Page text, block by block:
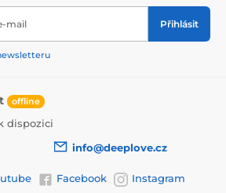
mail Přihlásit
offline
dispozici
info@deeplove.cz
Facebook Instagram